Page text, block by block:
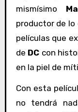
mismísimo
productor de lo
películas que
de DC con
en la piel de
Con esta
no tendrá